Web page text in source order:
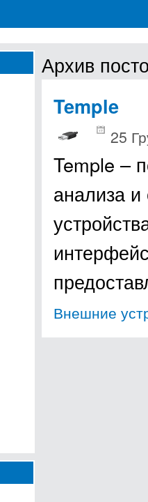
программ для Windows
Архив
Temple
25
Temple –
анализа
Внешние